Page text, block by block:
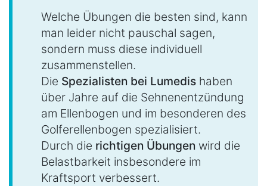
Welche Übungen die besten sind, kann
man leider nicht pauschal sagen,
sondern muss diese individuell
zusammenstellen.
Die Spezialisten bei Lumedis haben
über Jahre auf die Sehnenentzündung
am Ellenbogen und im besonderen des
Golferellenbogen spezialisiert.
Durch die richtigen Übungen wird die
Belastbarkeit insbesondere im
Kraftsport verbessert.